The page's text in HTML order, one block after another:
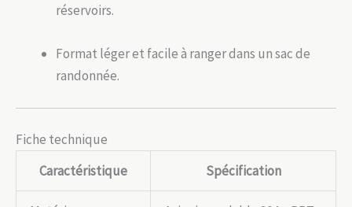
réservoirs.
Format léger et facile à ranger dans un sac de
randonnée.
Fiche technique
Caractéristique
Spécification